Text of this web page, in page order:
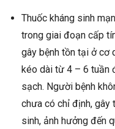
Thuốc kháng sinh
trong giai đoạn cấp
gây bệnh tồn tại ở cơ
kéo dài từ 4 – 6 tuần
sạch. Người bệnh
chưa có chỉ định, gây
sinh, ảnh hưởng đến